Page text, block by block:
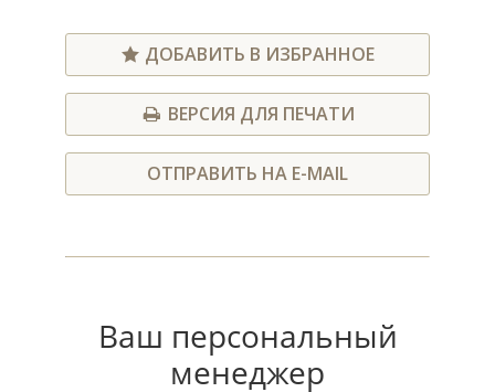
ДОБАВИТЬ В ИЗБРАННОЕ
ВЕРСИЯ ДЛЯ ПЕЧАТИ
ОТПРАВИТЬ НА E-MAIL
Ваш персональный
менеджер